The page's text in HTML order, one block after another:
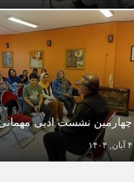
چهارمین نشست ادبی
۴ آبان, ۱۴۰۴